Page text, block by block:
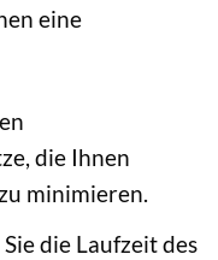
eine
die Ihnen
minimieren.
die Laufzeit des